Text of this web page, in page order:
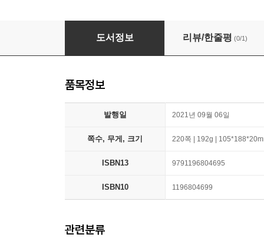
예의 있는 반말
도서정보 리뷰/한줄평 (0/1)
품목정보
발행일 2021년 09월 06일
쪽수, 무게, 크기 220쪽 | 192g |
ISBN13 9791196804695
ISBN10 1196804699
관련분류